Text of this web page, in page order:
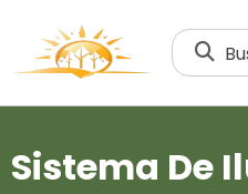
Sistema De